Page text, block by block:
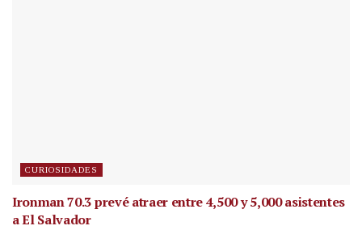
CURIOSIDADES
Ironman 70.3 prevé atraer entre 4,500 y 5,000 asistentes
a El Salvador